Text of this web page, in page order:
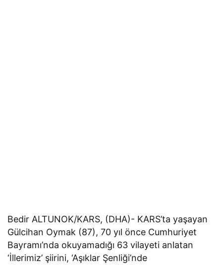
Bedir ALTUNOK/KARS, (DHA)- KARS’ta yaşayan
Gülcihan Oymak (87), 70 yıl önce Cumhuriyet
Bayramı’nda okuyamadığı 63 vilayeti anlatan
‘İllerimiz’ şiirini, ‘Aşıklar Şenliği’nde